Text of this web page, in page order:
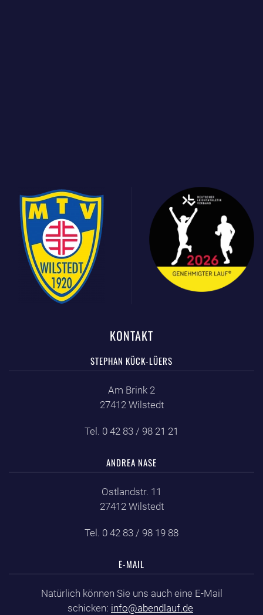
KONTAKT
STEPHAN KÜCK-LÜERS
Am Brink 2
27412 Wilstedt
Tel. 0 42 83 / 98 21 21
ANDREA NASE
Ostlandstr. 11
27412 Wilstedt
Tel. 0 42 83 / 98 19 88
E-MAIL
Natürlich können Sie uns auch eine E-Mail
schicken: info@abendlauf.de